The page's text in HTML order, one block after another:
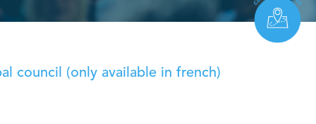
council (only available in french)